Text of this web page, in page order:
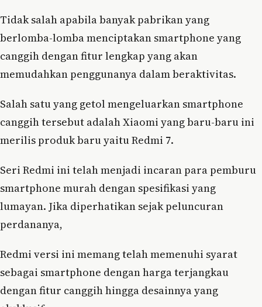
Tidak salah apabila banyak pabrikan yang
berlomba-lomba menciptakan smartphone yang
canggih dengan fitur lengkap yang akan
memudahkan penggunanya dalam beraktivitas.
Salah satu yang getol mengeluarkan smartphone
canggih tersebut adalah Xiaomi yang baru-baru ini
merilis produk baru yaitu Redmi 7.
Seri Redmi ini telah menjadi incaran para pemburu
smartphone murah dengan spesifikasi yang
lumayan. Jika diperhatikan sejak peluncuran
perdananya,
Redmi versi ini memang telah memenuhi syarat
sebagai smartphone dengan harga terjangkau
dengan fitur canggih hingga desainnya yang